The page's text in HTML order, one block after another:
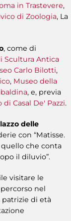
in Trastevere,
di Zoologia, La
, come di
Scultura Antica
Carlo Bilotti,
, Museo della
, e, previa
di Casal De' Pazzi.
delle
con “Matisse.
che conta
il diluvio”.
visitare le
nel
patrizie di età